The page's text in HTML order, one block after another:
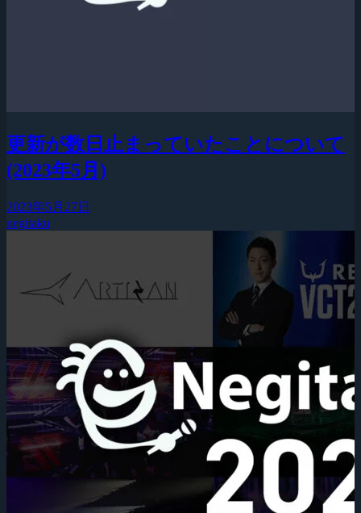
更新が数日止まっていたことについて
(2023年5月)
2023年5月27日
negitaku